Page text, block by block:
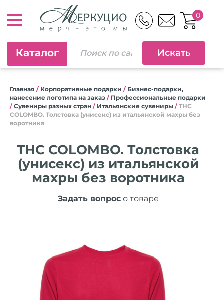
0
Каталог
Главная / Корпоративные подарки / Бизнес-подарки,
нанесение логотипа на заказ / Профессиональные подарки
/ Сувениры разных стран / Итальянские сувениры / THC
COLOMBO. Толстовка (унисекс) из итальянской махры без
воротника
THC COLOMBO. Толстовка
(унисекс) из итальянской
махры без воротника
Задать вопросо товаре